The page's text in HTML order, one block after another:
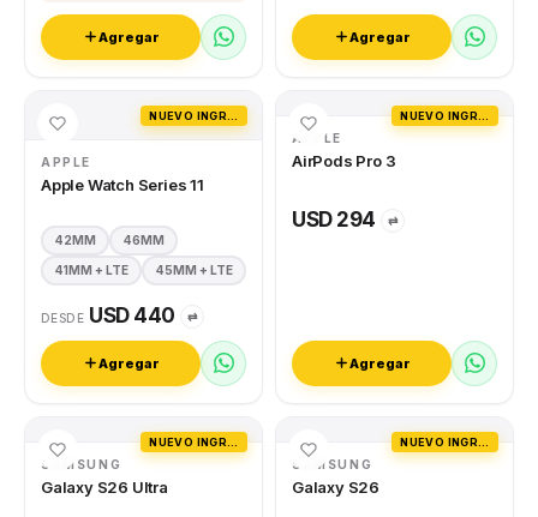
Agregar Agregar
APPLE
Apple Watch Series 11
42MM 46MM
41MM + LTE 45MM + LTE
DESDE USD 440 ⇄
Agregar
APPLE
AirPods Pro 3
USD 294 ⇄
Agregar
SAMSUNG
Galaxy S26 Ultra
SAMSUNG
Galaxy S26